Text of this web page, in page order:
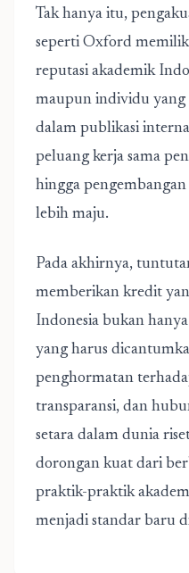
Tak hanya itu,
seperti Oxford
reputasi akademik
maupun individu yang
dalam publikasi
peluang kerja sama
hingga
lebih maju.
Pada akhirnya,
memberikan kredit
Indonesia bukan
yang harus
penghormatan
transparansi, dan
setara dalam dunia
dorongan kuat dari
praktik-praktik
menjadi standar baru